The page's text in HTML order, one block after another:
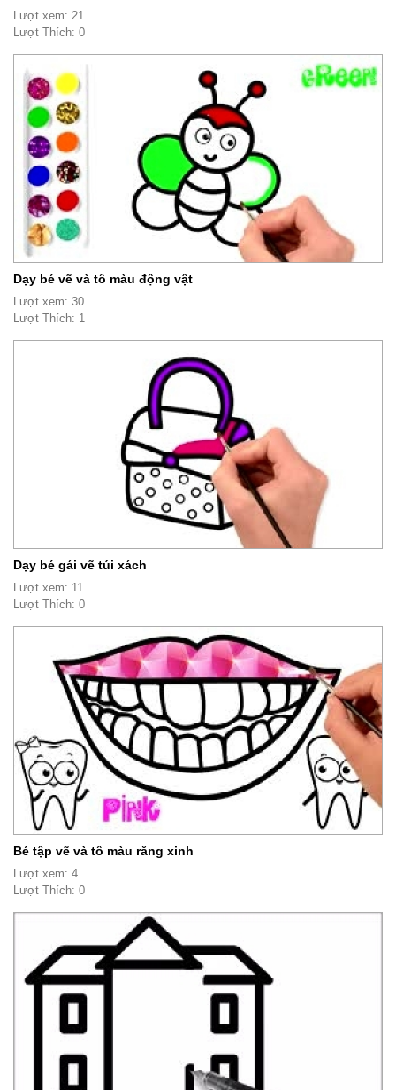
Lượt xem: 21
Lượt Thích: 0
Dạy bé vẽ và tô màu động vật
Lượt xem: 30
Lượt Thích: 1
Dạy bé gái vẽ túi xách
Lượt xem: 11
Lượt Thích: 0
Bé tập vẽ và tô màu răng xinh
Lượt xem: 4
Lượt Thích: 0